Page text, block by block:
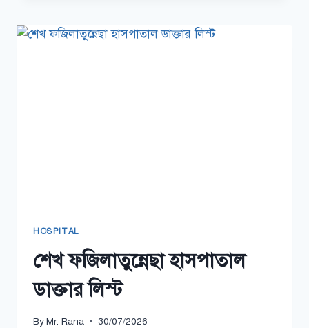
ডাক্তার
লিস্ট
HOSPITAL
শেখ ফজিলাতুন্নেছা হাসপাতাল
ডাক্তার লিস্ট
ByMr. Rana 30/07/2026